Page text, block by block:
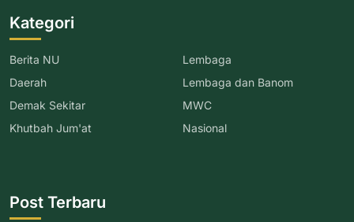
Kategori
Berita NU
Daerah
Demak Sekitar
Khutbah Jum'at
Lembaga
Lembaga dan Banom
MWC
Nasional
Post Terbaru